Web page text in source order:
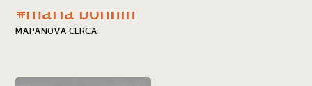
#maria bonnín
MAPA NOVA CERCA